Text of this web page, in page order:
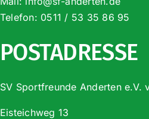
Telefon: 0511 / 53 35 86 95
POSTADRESSE
SV Sportfreunde Anderten e.V.
Eisteichweg 13